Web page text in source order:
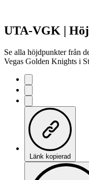
UTA-VGK |
Se alla höjdpunkter från
Vegas Golden Knights i
Länk kopierad